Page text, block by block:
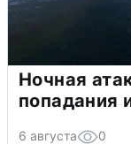
Ночная
попадания
6 августа 0